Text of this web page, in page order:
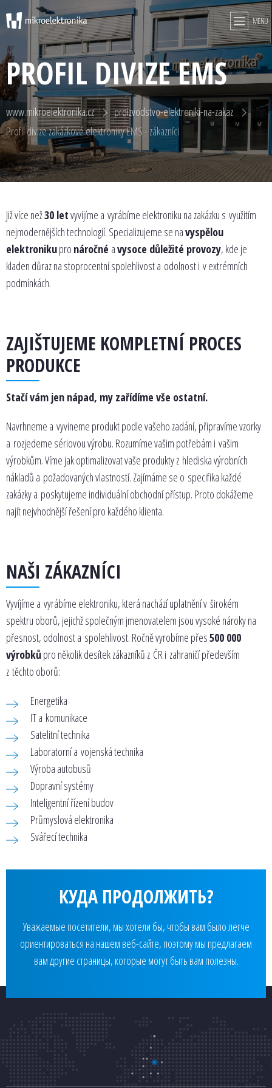
MENU
PROFIL DIVIZE EMS
www.mikroelektronika.cz
proizvodstvo-elektroniki-na-zakaz
Profil divize zakázkové elektroniky EMS - zákazníci
Již více než30 letvyvíjíme a vyrábíme elektroniku na zakázku s využitím
nejmodernějších technologií. Specializujeme se navyspělou
elektronikupro náročné avysoce důležité provozy, kde je
kladen důraz na stoprocentní spolehlivost a odolnost i v extrémních
podmínkách.
ZAJIŠTUJEME KOMPLETNÍ PROCES
PRODUKCE
Stačí vám jen nápad, my zařídíme vše ostatní.
Navrhneme a vyvineme produkt podle vašeho zadání, připravíme vzorky
a rozjedeme sériovou výrobu. Rozumíme vašim potřebám i vašim
výrobkům. Víme jak optimalizovat vaše produkty z hlediska výrobních
nákladů a požadovaných vlastností. Zajímáme se o specifika každé
zakázky a poskytujeme individuální obchodní přístup. Proto dokážeme
najít nejvhodnější řešení pro každého klienta.
NAŠI ZÁKAZNÍCI
Vyvíjíme a vyrábíme elektroniku, která nachází uplatnění v širokém
spektru oborů, jejichž společným jmenovatelem jsou vysoké nároky na
přesnost, odolnost a spolehlivost. Ročně vyrobíme přes500 000
výrobkůpro několik desítek zákazníků z ČR i zahraničí především
z těchto oborů:
Energetika
IT a komunikace
Satelitní technika
Laboratorní a vojenská technika
Výroba autobusů
Dopravní systémy
Inteligentní řízení budov
Průmyslová elektronika
Svářecí technika
КУДА ПРОДОЛЖИТЬ?
Уважаемые посетители, мы хотели бы, чтобы вам было легче
ориентироваться на нашем веб-сайте, поэтому мы предлагаем
вам другие страницы, которые могут быть вам полезны.